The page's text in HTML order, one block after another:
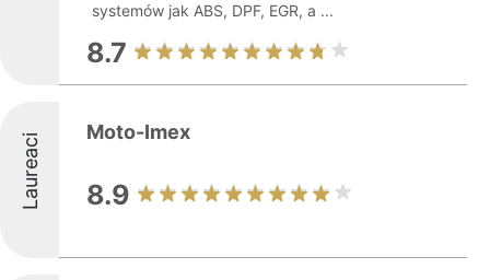
systemów jak ABS, DPF, EGR, a ...
8.7
Laureaci Moto-Imex
8.9